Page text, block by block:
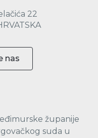
22
nas
županije
suda u